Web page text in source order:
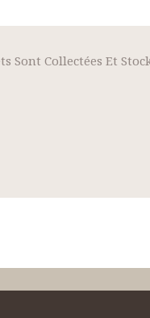
Sont Collectées Et